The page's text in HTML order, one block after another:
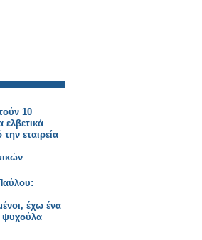
10
ελβετικά
εταιρεία
έχω ένα
ψυχούλα